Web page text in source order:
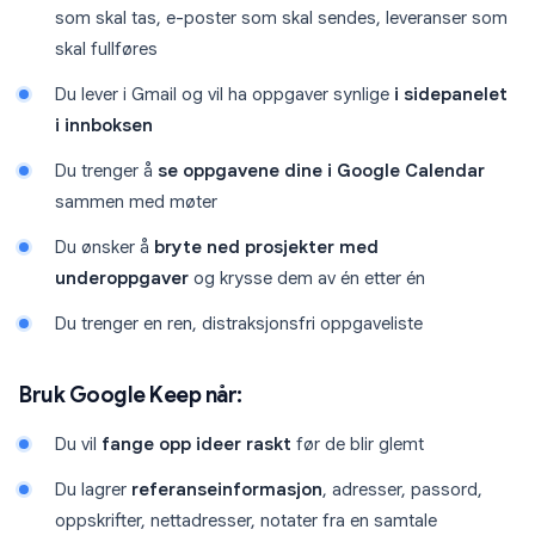
som skal tas, e-poster som skal sendes, leveranser som
skal fullføres
Du lever i Gmail og vil ha oppgaver synlige i sidepanelet
i innboksen
Du trenger å se oppgavene dine i Google Calendar
sammen med møter
Du ønsker å bryte ned prosjekter med
underoppgaver og krysse dem av én etter én
Du trenger en ren, distraksjonsfri oppgaveliste
Bruk Google Keep når:
Du vil fange opp ideer raskt før de blir glemt
Du lagrer referanseinformasjon, adresser, passord,
oppskrifter, nettadresser, notater fra en samtale